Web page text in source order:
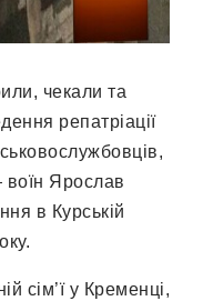
чекали та
репатріації
Ярослав
в Курській
сім’ї у Кременці,